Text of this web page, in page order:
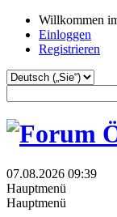
Willkommen
Einloggen
Registrieren
07.08.2026 09:39
Hauptmenü
Hauptmenü